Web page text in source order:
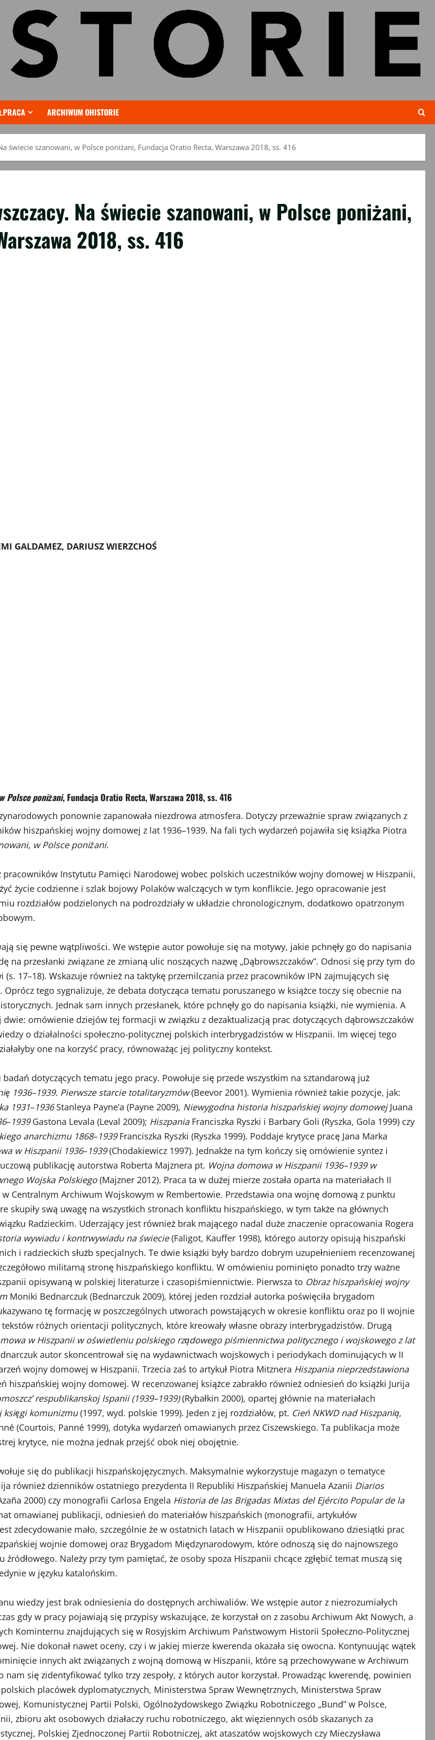
ARCHIWUM OHISTORIE
świecie szanowani, w Polsce poniżani, Fundacja Oratio Recta, Warszawa 2018, ss. 416
Na świecie szanowani, w Polsce poniżani,
2018, ss. 416
GALDAMEZ, DARIUSZ WIERZCHOŚ
Polsceponiżani, Fundacja Oratio Recta,Warszawa 2018, ss. 416
ponownie zapanowała niezdrowa atmosfera. Dotyczy przeważnie spraw związanych z
hiszpańskiej wojny domowej z lat 1936–1939. Na fali tych wydarzeń pojawiła się książka Piotra
w Polsce poniżani.
Instytutu Pamięci Narodowej wobec polskich uczestników wojny domowej w Hiszpanii,
życie codzienne i szlak bojowy Polaków walczących w tym konflikcie. Jego opracowanie jest
rozdziałów podzielonych na podrozdziały w układzie chronologicznym, dodatkowo opatrzonym
się pewne wątpliwości. We wstępie autor powołuje się na motywy, jakie pchnęły go do napisania
na przesłanki związane ze zmianą ulic noszących nazwę „Dąbrowszczaków”. Odnosi się przy tym do
17–18). Wskazuje również na taktykę przemilczania przez pracowników IPN zajmujących się
tego sygnalizuje, że debata dotycząca tematu poruszanego w książce toczy się obecnie na
Jednak sam innych przesłanek, które pchnęły go do napisania książki, nie wymienia. A
omówienie dziejów tej formacji w związku z dezaktualizacją prac dotyczących dąbrowszczaków
o działalności społeczno-politycznej polskich interbrygadzistów w Hiszpanii. Im więcej tego
one na korzyść pracy, równoważąc jej polityczny kontekst.
dotyczących tematu jego pracy. Powołuje się przede wszystkim na sztandarową już
1936–1939. Pierwsze starcie totalitaryzmów(Beevor 2001). Wymienia również takie pozycje, jak:
1931–1936Stanleya Payne’a (Payne 2009), Niewygodna historia hiszpańskiej wojny domowejJuana
–1939Gastona Levala (Leval 2009); Hiszpania Franciszka Ryszki i Barbary Goli (Ryszka, Gola 1999) czy
anarchizmu 1868–1939Franciszka Ryszki (Ryszka 1999). Poddaje krytyce pracę Jana Marka
w Hiszpanii 1936–1939(Chodakiewicz 1997). Jednakże na tym kończy się omówienie syntez i
publikację autorstwa Roberta Majznera pt. Wojna domowa w Hiszpanii 1936–1939 w
Wojska Polskiego(Majzner 2012). Praca ta w dużej mierze została oparta na materiałach II
Centralnym Archiwum Wojskowym w Rembertowie. Przedstawia ona wojnę domową z punktu
skupiły swą uwagę na wszystkich stronach konfliktu hiszpańskiego, w tym także na głównych
Radzieckim. Uderzający jest również brak mającego nadal duże znaczenie opracowania Rogera
wywiadu i kontrwywiadu na świecie(Faligot, Kauffer 1998), którego autorzy opisują hiszpański
i radzieckich służb specjalnych. Te dwie książki były bardzo dobrym uzupełnieniem recenzowanej
militarną stronę hiszpańskiego konfliktu. W omówieniu pominięto ponadto trzy ważne
opisywaną w polskiej literaturze i czasopiśmiennictwie. Pierwsza to Obraz hiszpańskiej wojny
Moniki Bednarczuk (Bednarczuk 2009), której jeden rozdział autorka poświęciła brygadom
tę formację w poszczególnych utworach powstających w okresie konfliktu oraz po II wojnie
różnych orientacji politycznych, które kreowały własne obrazy interbrygadzistów. Drugą
w Hiszpanii w oświetleniu polskiego rządowego piśmiennictwa politycznego i wojskowego z lat
autor skoncentrował się na wydawnictwach wojskowych i periodykach dominujących w II
wojny domowej w Hiszpanii. Trzecia zaś to artykuł Piotra Mitznera Hiszpania nieprzedstawiona
hiszpańskiej wojny domowej. W recenzowanej książce zabrakło również odniesień do książki Jurija
respublikanskoj Ispanii (1939–1939)(Rybałkin 2000), opartej głównie na materiałach
księgi komunizmu(1997, wyd. polskie 1999). Jeden z jej rozdziałów, pt. Cień NKWD nad Hiszpanią,
(Courtois, Panné 1999), dotyka wydarzeń omawianych przez Ciszewskiego. Ta publikacja może
krytyce, nie można jednak przejść obok niej obojętnie.
się do publikacji hiszpańskojęzycznych. Maksymalnie wykorzystuje magazyn o tematyce
również dzienników ostatniego prezydenta II Republiki Hiszpańskiej Manuela Azanii Diarios
2000) czy monografii Carlosa Engela Historia de las Brigadas Mixtas del Ejército Popular de la
omawianej publikacji, odniesień do materiałów hiszpańskich (monografii, artykułów
zdecydowanie mało, szczególnie że w ostatnich latach w Hiszpanii opublikowano dziesiątki prac
wojnie domowej oraz Brygadom Międzynarodowym, które odnoszą się do najnowszego
Należy przy tym pamiętać, że osoby spoza Hiszpanii chcące zgłębić temat muszą się
w języku katalońskim.
wiedzy jest brak odniesienia do dostępnych archiwaliów. We wstępie autor z niezrozumiałych
gdy w pracy pojawiają się przypisy wskazujące, że korzystał on z zasobu Archiwum Akt Nowych, a
Kominternu znajdujących się w Rosyjskim Archiwum Państwowym Historii Społeczno-Politycznej
Nie dokonał nawet oceny, czy i w jakiej mierze kwerenda okazała się owocna. Kontynuując wątek
innych akt związanych z wojną domową w Hiszpanii, które są przechowywane w Archiwum
się zidentyfikować tylko trzy zespoły, z których autor korzystał. Prowadząc kwerendę, powinien
placówek dyplomatycznych, Ministerstwa Spraw Wewnętrznych, Ministerstwa Spraw
Komunistycznej Partii Polski, Ogólnożydowskego Związku Robotniczego „Bund” w Polsce,
zbioru akt osobowych działaczy ruchu robotniczego, akt więziennych osób skazanych za
Polskiej Zjednoczonej Partii Robotniczej, akt ataszatów wojskowych czy Mieczysława